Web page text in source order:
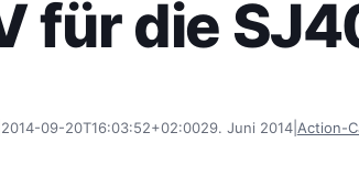
für die
2014-09-20T16:03:52+02:0029. Juni 2014| Action-